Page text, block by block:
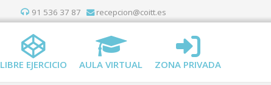
91 536 37 87 recepcion@coitt.es
LIBRE EJERCICIO AULA VIRTUAL ZONA PRIVADA